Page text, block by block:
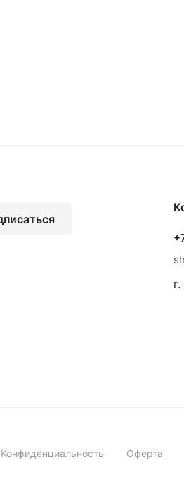
Конфиденциальность Оферта